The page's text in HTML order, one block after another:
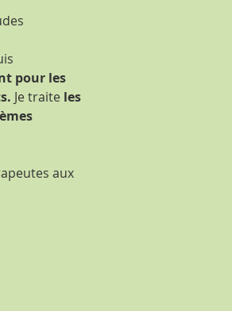
pour les
Je traite les
aux